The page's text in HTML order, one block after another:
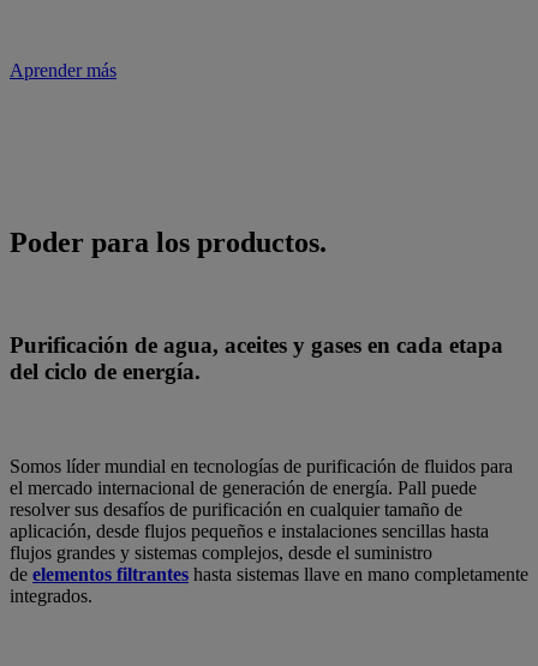
Aprender más
Poder para los productos.
Purificación de agua, aceites y gases en cada etapa
del ciclo de energía.
Somos líder mundial en tecnologías de purificación de fluidos para
el mercado internacional de generación de energía. Pall puede
resolver sus desafíos de purificación en cualquier tamaño de
aplicación, desde flujos pequeños e instalaciones sencillas hasta
flujos grandes y sistemas complejos, desde el suministro
de elementos filtrantes hasta sistemas llave en mano completamente
integrados.